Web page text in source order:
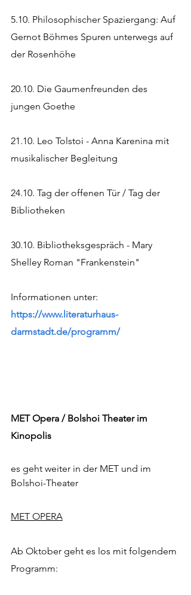
5.10. Philosophischer Spaziergang: Auf
Gernot Böhmes Spuren unterwegs auf
der Rosenhöhe
20.10. Die Gaumenfreunden des
jungen Goethe
21.10. Leo Tolstoi - Anna Karenina mit
musikalischer Begleitung
24.10. Tag der offenen Tür / Tag der
Bibliotheken
30.10. Bibliotheksgespräch - Mary
Shelley Roman "Frankenstein"
Informationen unter:
https://www.literaturhaus-
darmstadt.de/programm/
MET Opera / Bolshoi Theater im
Kinopolis
es geht weiter in der MET und im
Bolshoi-Theater
MET OPERA
Ab Oktober geht es los mit folgendem
Programm: